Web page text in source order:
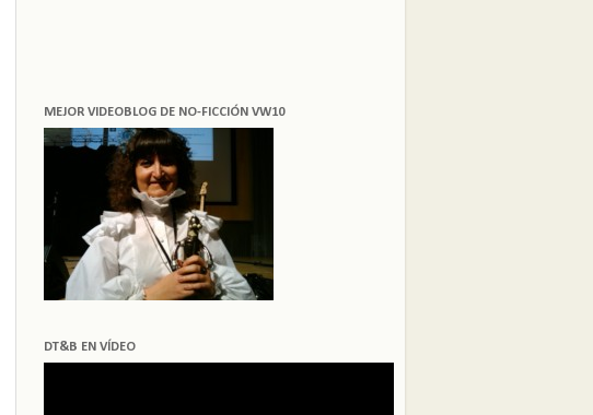
MEJOR VIDEOBLOG DE NO-FICCIÓN VW10
DT&B EN VÍDEO